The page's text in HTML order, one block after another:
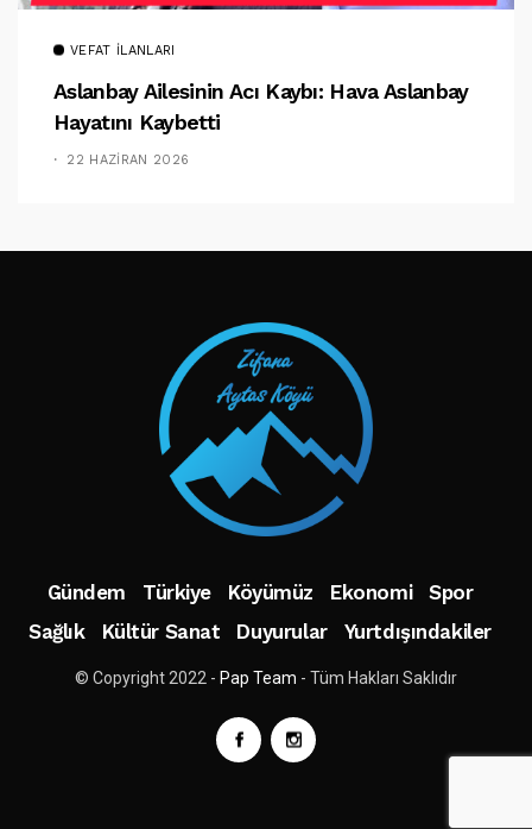
VEFAT İLANLARI
Aslanbay Ailesinin Acı Kaybı: Hava Aslanbay
Hayatını Kaybetti
22 HAZIRAN 2026
TAKIP ET
Gündem Türkiye Köyümüz Ekonomi
Spor
Sağlık
Kültür Sanat Duyurular Yurtdışındakiler
© Copyright 2022 - Pap Team - Tüm Hakları Saklıdır